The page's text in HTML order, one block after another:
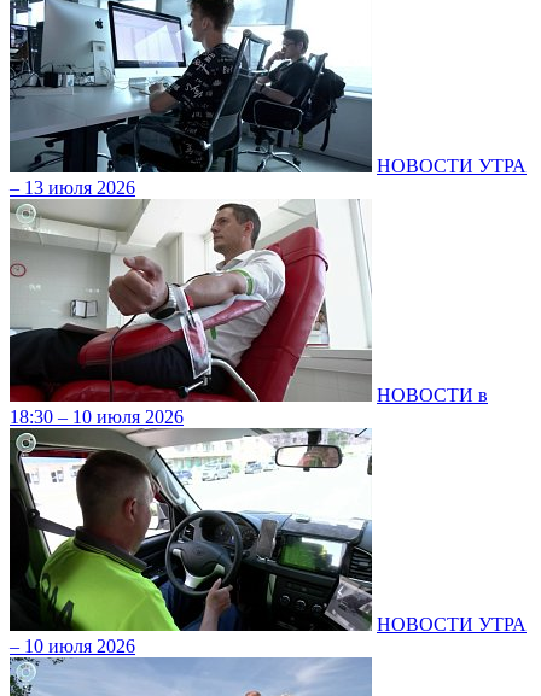
НОВОСТИ УТРА
– 13 июля 2026
НОВОСТИ в
18:30 – 10 июля 2026
НОВОСТИ УТРА
– 10 июля 2026